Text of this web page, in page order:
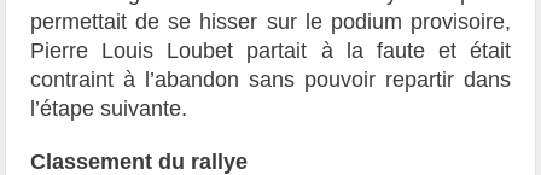
permettait de se hisser sur le podium provisoire,
Pierre Louis Loubet partait à la faute et était
contraint à l’abandon sans pouvoir repartir dans
l’étape suivante.
Classement du rallye